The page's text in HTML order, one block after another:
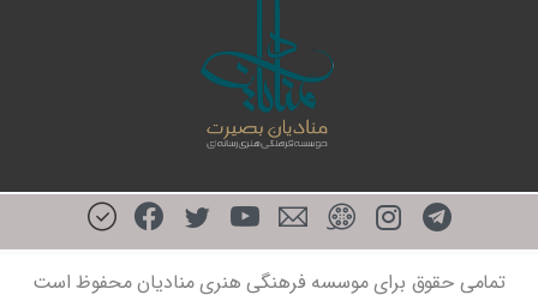
تمامی حقوق برای موسسه فرهنگی هنری منادیان محفوظ است